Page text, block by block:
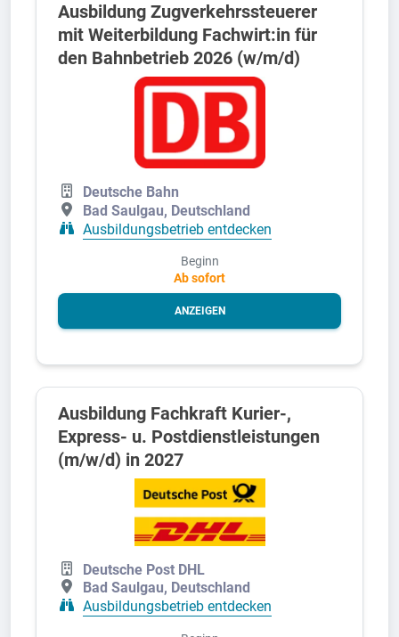
Ausbildung Zugverkehrssteuerer
mit Weiterbildung Fachwirt:in für
den Bahnbetrieb 2026 (w/m/d)
Deutsche Bahn
Bad Saulgau, Deutschland
Ausbildungsbetrieb entdecken
Beginn
Ab sofort
ANZEIGEN
Ausbildung Fachkraft Kurier-,
Express- u. Postdienstleistungen
(m/w/d) in 2027
Deutsche Post DHL
Bad Saulgau, Deutschland
Ausbildungsbetrieb entdecken